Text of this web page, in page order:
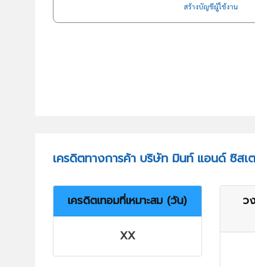
สร้างบัญชีผู้ใช้งาน
เครดิตทางการค้า บริษัท มินท์ แอนด์ ซิสเ
เครดิตเทอมที่เหมาะสม (วัน)
XX
ว